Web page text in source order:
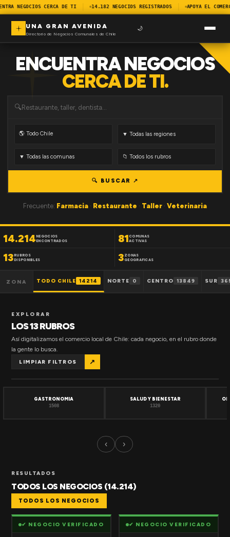
NEGOCIOS CERCA DE TI 14.182 NEGOCIOS REGISTRADOS APOYA EL
UNA GRAN AVENIDA
Directorio de Negocios Comunales de Chile
🌙
ENCUENTRA NEGOCIOS
CERCA DE TI.
🔍
🔍 BUSCAR ↗
Frecuente: Farmacia · Restaurante · Taller · Veterinaria
14.214NEGOCIOS
ENCONTRADOS
81 COMUNAS
ACTIVAS
13RUBROS
DISPONIBLES
3 ZONAS
GEOGRAFICAS
ZONA TODO CHILE 14214 NORTE 0 CENTRO 13849 SUR
EXPLORAR
LOS 13 RUBROS
Así digitalizamos el comercio local de Chile: cada negocio, en el rubro donde
la gente lo busca.
LIMPIAR FILTROS ↗
GASTRONOMIA
1508
SALUD Y BIENESTAR
1320
‹ ›
RESULTADOS
TODOS LOS NEGOCIOS (14.214)
TODOS LOS NEGOCIOS
✔ NEGOCIO VERIFICADO ✔ NEGOCIO VERIFICADO